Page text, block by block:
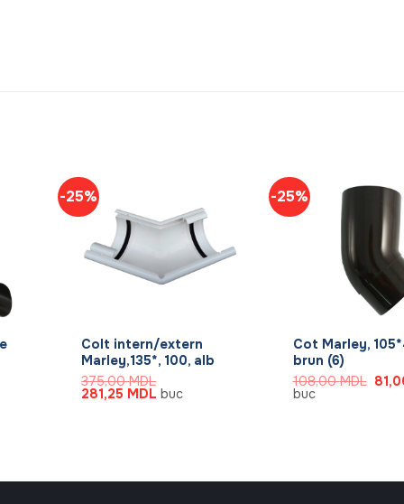
-25%
Colt intern/extern
Marley,135*, 100, alb
375,00MDL
Prețul
281,25 MDL Prețul
buc
-25%
Cot Marley,
brun (6)
108,00MDL
buc